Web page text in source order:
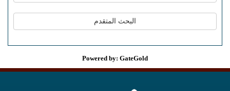
Powered by: GateGold